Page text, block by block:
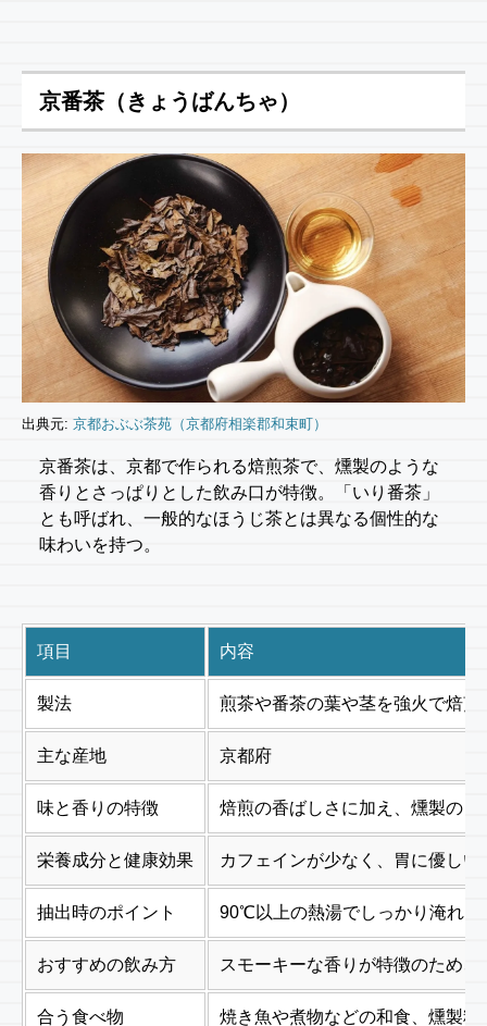
京番茶（きょうばんちゃ）
出典元: 京都おぶぶ茶苑（京都府相楽郡和束町）
京番茶は、京都で作られる焙煎茶で、燻製のような
香りとさっぱりとした飲み口が特徴。「いり番茶」
とも呼ばれ、一般的なほうじ茶とは異なる個性的な
味わいを持つ。
項目 内容
製法 煎茶や番茶の葉や茎を強火で焙
主な産地 京都府
味と香りの特徴 焙煎の香ばしさに加え、燻製の
栄養成分と健康効果 カフェインが少なく、胃に優し
抽出時のポイント 90℃以上の熱湯でしっかり淹れ
おすすめの飲み方 スモーキーな香りが特徴のため
合う食べ物 焼き魚や煮物などの和食、燻製